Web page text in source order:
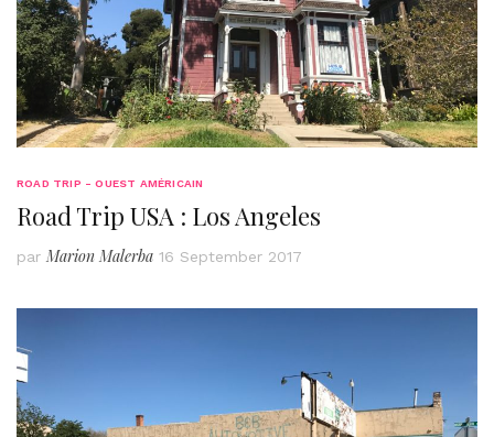
ROAD TRIP - OUEST AMÉRICAIN
Road Trip USA : Los Angeles
par Marion Malerba 16 September 2017